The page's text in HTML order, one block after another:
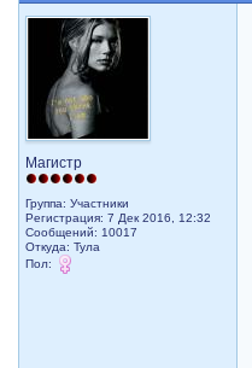
Магистр
Группа: Участники
Регистрация: 7 Дек 2016, 12:32
Сообщений: 10017
Откуда: Тула
Пол: